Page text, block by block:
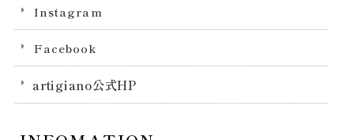
Instagram
Facebook
artigiano公式HP